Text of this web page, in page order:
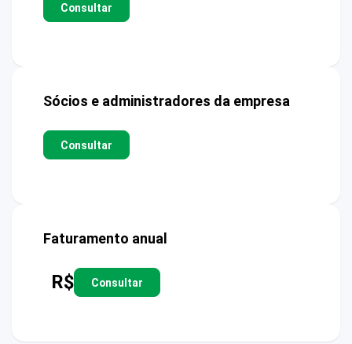
Consultar
Sócios e administradores da empresa
Consultar
Faturamento anual
R$ Consultar